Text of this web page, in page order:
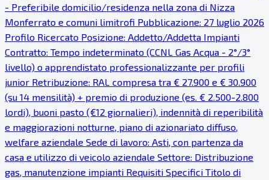
- Preferibile domicilio/residenza nella zona di Nizza
Monferrato e comuni limitrofi Pubblicazione: 27 luglio 2026
Profilo Ricercato Posizione: Addetto/Addetta Impianti
Contratto: Tempo indeterminato (CCNL Gas Acqua - 2°/3°
livello) o apprendistato professionalizzante per profili
junior Retribuzione: RAL compresa tra € 27.900 e € 30.900
(su 14 mensilità) + premio di produzione (es. € 2.500-2.800
lordi), buoni pasto (€12 giornalieri), indennità di reperibilità
e maggiorazioni notturne, piano di azionariato diffuso,
welfare aziendale Sede di lavoro: Asti, con partenza da
casa e utilizzo di veicolo aziendale Settore: Distribuzione
gas, manutenzione impianti Requisiti Specifici Titolo di